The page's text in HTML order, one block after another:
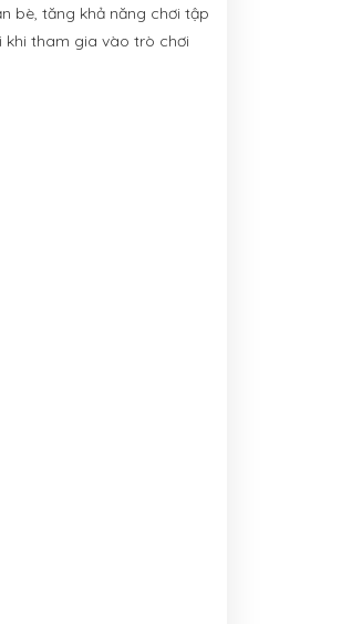
bè, tăng khả năng chơi tập
khi tham gia vào trò chơi